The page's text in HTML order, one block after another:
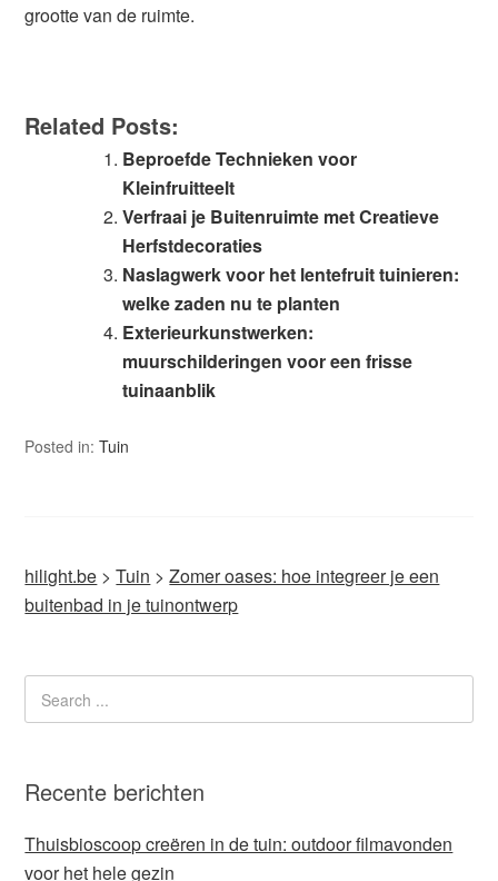
grootte van de ruimte.
Related Posts:
Beproefde Technieken voor
Kleinfruitteelt
Verfraai je Buitenruimte met Creatieve
Herfstdecoraties
Naslagwerk voor het lentefruit tuinieren:
welke zaden nu te planten
Exterieurkunstwerken:
muurschilderingen voor een frisse
tuinaanblik
Posted in:Tuin
hilight.be >Tuin >Zomer oases: hoe integreer je een
buitenbad in je tuinontwerp
Recente berichten
Thuisbioscoop creëren in de tuin: outdoor filmavonden
voor het hele gezin